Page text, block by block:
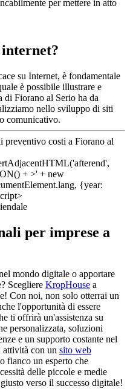
per mettere in atto
su Internet, è fondamentale
è possibile illustrare e
di Fiorano al Serio ha da
nello sviluppo di siti
comunicativo.
per imprese a
mondo digitale o apportare
Scegliere KropHouse a
Con noi, non solo otterrai un
l'opportunità di essere
ti offrirà un'assistenza su
personalizzata, soluzioni
e un supporto costante nel
attività con un sito web
fianco un esperto che
delle piccole e medie
verso il successo digitale!